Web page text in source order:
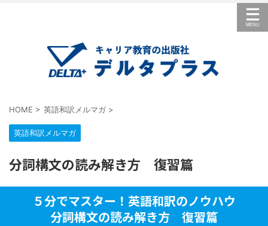
HOME > 英語和訳メルマガ >
英語和訳メルマガ
分詞構文の読み解き方 復習篇
５分でマスター！英語和訳のノウハウ
分詞構文の読み解き方 復習篇